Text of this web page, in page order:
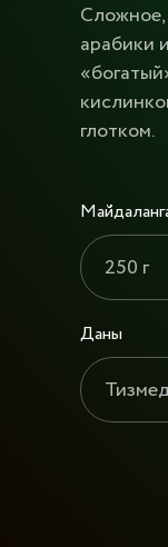
Сложное,
арабики
глотком.
250 г
Даны